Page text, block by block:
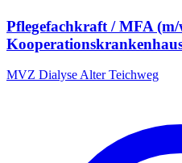
Pflegefachkraft / MFA
MVZ Dialyse Alter Teichweg